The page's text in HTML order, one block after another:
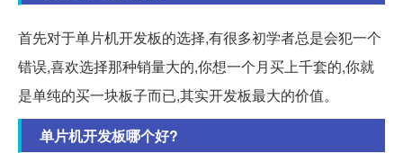
首先对于单片机开发板的选择,有很多初学者总是会犯一个
错误,喜欢选择那种销量大的,你想一个月买上千套的,你就
是单纯的买一块板子而已,其实开发板最大的价值。
单片机开发板哪个好?